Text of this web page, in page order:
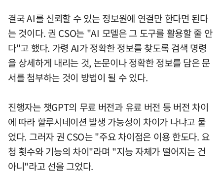
결국 AI를 신뢰할 수 있는 정보원에 연결만 한다면 된다
는 것이다. 권 CSO는 "AI 모델은 그 도구를 활용할 줄 안
다"고 했다. 가령 AI가 정확한 정보를 찾도록 검색 명령
을 상세하게 내리는 것, 논문이나 정확한 정보를 담은 문
서를 첨부하는 것이 방법이 될 수 있다.
진행자는 챗GPT의 무료 버전과 유료 버전 등 버전 차이
에 따라 할루시네이션 발생 가능성이 차이가 나냐고 물
었다. 그러자 권 CSO는 "주요 차이점은 이용 한도다. 요
청 횟수와 기능의 차이"라며 "지능 자체가 떨어지는 건
아니"라고 선을 그었다.